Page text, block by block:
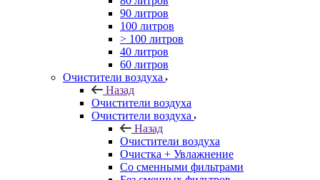
90 литров
100 литров
> 100 литров
40 литров
60 литров
Очистители воздуха
Назад
Очистители воздуха
Очистители воздуха
Назад
Очистители воздуха
Очистка + Увлажнение
Cо сменными фильтрами